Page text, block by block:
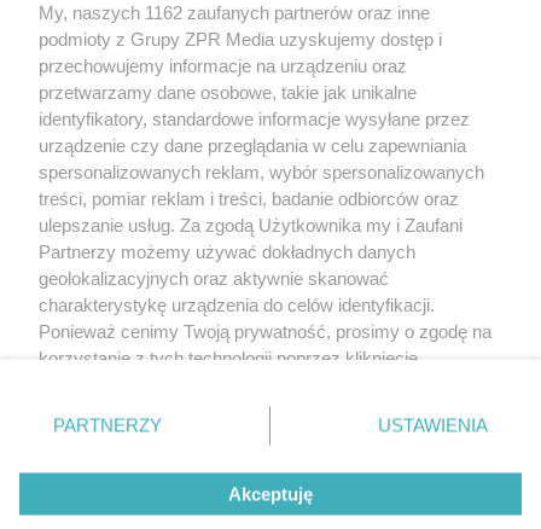
Żaden utwór zamieszczony w serwisie nie może być powielany i
rozpowszechniany lub dalej rozpowszechniany w jakikolwiek sposób (w
tym także elektroniczny lub mechaniczny) na jakimkolwiek polu
eksploatacji w jakiejkolwiek formie, włącznie z umieszczaniem w Internecie
bez pisemnej zgody właściciela praw. Jakiekolwiek użycie lub
wykorzystanie utworów w całości lub w części z naruszeniem prawa, tzn.
bez właściwej zgody, jest zabronione pod groźbą kary i może być ścigane
prawnie.
O nas
My, naszych 1162 zaufanych partnerów oraz inne
podmioty z Grupy ZPR Media uzyskujemy dostęp i
przechowujemy informacje na urządzeniu oraz
przetwarzamy dane osobowe, takie jak unikalne
identyfikatory, standardowe informacje wysyłane przez
urządzenie czy dane przeglądania w celu zapewniania
spersonalizowanych reklam, wybór spersonalizowanych
treści, pomiar reklam i treści, badanie odbiorców oraz
ulepszanie usług. Za zgodą Użytkownika my i Zaufani
Partnerzy możemy używać dokładnych danych
geolokalizacyjnych oraz aktywnie skanować
charakterystykę urządzenia do celów identyfikacji.
Ponieważ cenimy Twoją prywatność, prosimy o zgodę na
korzystanie z tych technologii poprzez kliknięcie
zmienić/wycofać klikając przycisk ustawień prywatności
znajdujący się w lewym dolnym rogu strony
rodzaje przetwarzania danych nie wymagają zgody
użytkownika, ale masz prawo sprzeciwić się takiemu
przetwarzaniu. Preferencje będą miały zastosowanie tylko
PARTNERZY USTAWIENIA
Akceptuję